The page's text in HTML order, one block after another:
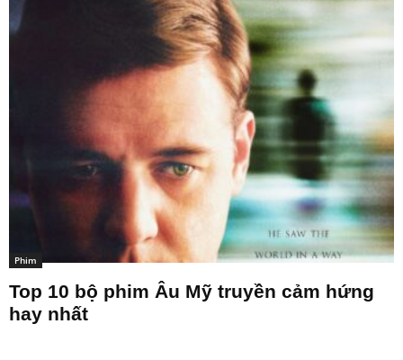
Phim
Top 10 bộ phim Âu Mỹ truyền cảm hứng
hay nhất